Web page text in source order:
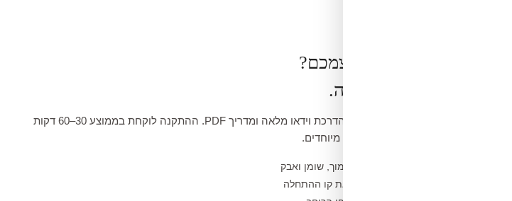
הרכבה בעצמכם?
קלה ופשוטה.
כל טפט מגיע עם הדרכת וידאו מלאה ומדריך PDF. ההתקנה לוקחת בממוצע 30–60 דקות
ואינה דורשת כלים מיוחדים.
נקו את הקיר ממוך, שומן ואבק
מדדו ומסמנו את קו ההתחלה